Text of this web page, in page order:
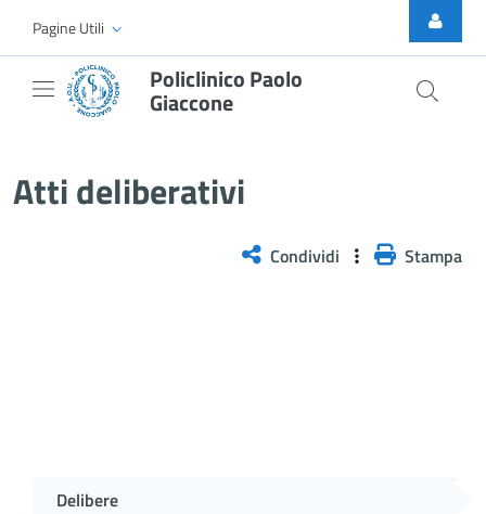
Skip to Main Content
Pagine Utili
Policlinico Paolo
Giaccone
Atti deliberativi
Condividi Stampa
Delibere